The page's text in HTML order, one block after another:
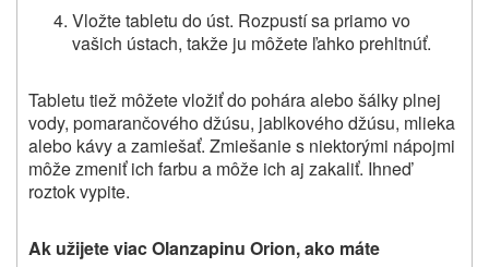
Vložte tabletu do úst. Rozpustí sa priamo vo
vašich ústach, takže ju môžete ľahko prehltnúť.
Tabletu tiež môžete vložiť do pohára alebo šálky plnej
vody, pomarančového džúsu, jablkového džúsu, mlieka
alebo kávy a zamiešať. Zmiešanie s niektorými nápojmi
môže zmeniť ich farbu a môže ich aj zakaliť. Ihneď
roztok vypite.
Ak užijete viac Olanzapinu Orion, ako máte